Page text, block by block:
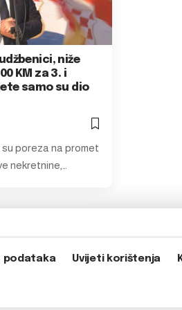
niže
KM za 3. i
samo su dio
poreza na promet
nekretnine,…
podataka Uvijeti korištenja